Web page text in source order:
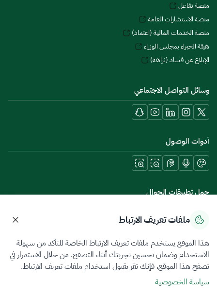
منصة تفاعل
منصة الاستشارات العامة
منصة الخدمات المالية (اعتماد)
هيئة الخبراء بمجلس الوزراء
الإبلاغ عن فساد (نزاهة)
وسائل التواصل الاجتماعي
أدوات الوصول
حمل تطبيقات الجوال
سياسة الخصوصيةشروط الاستخدامخريطة الموقع
جميع الحقوق محفوظة 2026 © ZATCA.GOV.SA
تم تطويره وصيانته بواسطة هيئة الزكاة والضريبة والجمارك
ملفات تعريف الارتباط
هذا الموقع يستخدم ملفات تعريف الارتباط الخاصة للتأكد من سهولة
الاستخدام وضمان تحسين تجربتك أثناء التصفح. من خلال الاستمرار في
تصفح هذا الموقع، فإنك تقر بقبول استخدام ملفات تعريف الارتباط.
سياسة الخصوصية